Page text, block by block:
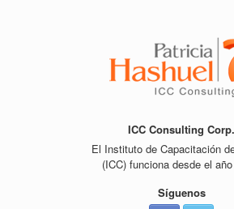
ICC Consulting Corp.
El Instituto de Capacitación
(ICC) funciona desde el
Síguenos